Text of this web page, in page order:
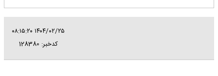
۱۴۰۴/۰۲/۲۵ ۰۸:۱۵:۲۰
کدخبر: 128380